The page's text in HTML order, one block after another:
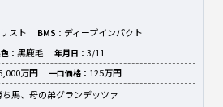
スト BMS： ディープインパクト
： 黒鹿毛 年月日： 3/11
万円 一口価格： 125万円
馬、母の弟グランデッツァ